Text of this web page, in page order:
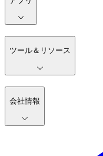
ツール＆リソース
会社情報